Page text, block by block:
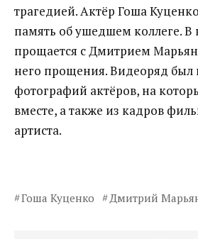
трагедией. Актёр Гоша
память об ушедшем коллеге.
прощается с Дмитрием
него прощения. Видеоряд был
фотографий актёров, на
вместе, а также из кадров
артиста.
Гоша Куценко Дмитрий